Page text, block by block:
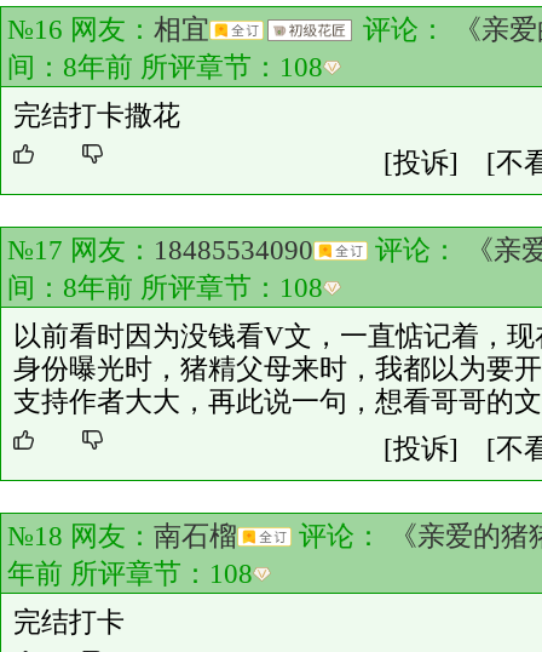
№16 网友： 相宜 评论：
《亲
间：8年前 所评章节： 108
完结打卡撒花
[投诉]
[不
№17 网友： 18485534090 评论：
《亲
间：8年前 所评章节： 108
以前看时因为没钱看V文，一直惦记着，
身份曝光时，猪精父母来时，我都以为要
支持作者大大，再此说一句，想看哥哥的
[投诉]
[不
№18 网友： 南石榴 评论：
《亲爱的
年前 所评章节： 108
完结打卡